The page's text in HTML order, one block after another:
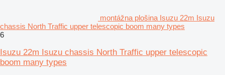
montážna plošina Isuzu 22m Isuzu
chassis North Traffic upper telescopic boom many types
6
Isuzu 22m Isuzu chassis North Traffic upper telescopic
boom many types